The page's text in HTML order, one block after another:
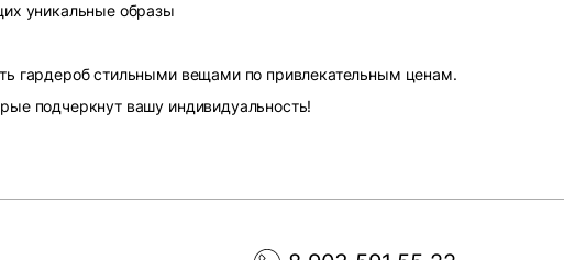
уникальные образы
гардероб стильными вещами по привлекательным ценам.
подчеркнут вашу индивидуальность!